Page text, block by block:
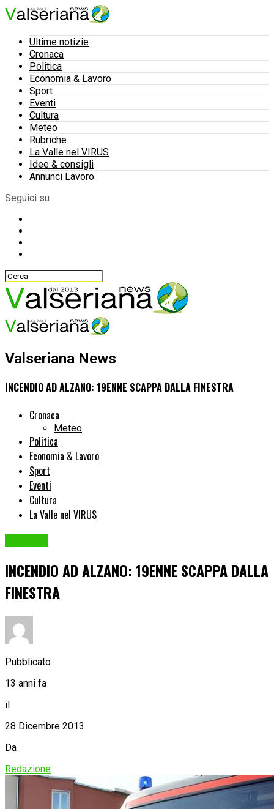
Ultime notizie
Cronaca
Politica
Economia & Lavoro
Sport
Eventi
Cultura
Meteo
Rubriche
La Valle nel VIRUS
Idee & consigli
Annunci Lavoro
Seguici su
Valseriana News
INCENDIO AD ALZANO: 19ENNE SCAPPA DALLA FINESTRA
Cronaca
Meteo
Politica
Economia & Lavoro
Sport
Eventi
Cultura
La Valle nel VIRUS
INCENDIO AD ALZANO: 19ENNE SCAPPA DALLA
FINESTRA
Pubblicato
13 anni fa
il
28 Dicembre 2013
Da
Redazione